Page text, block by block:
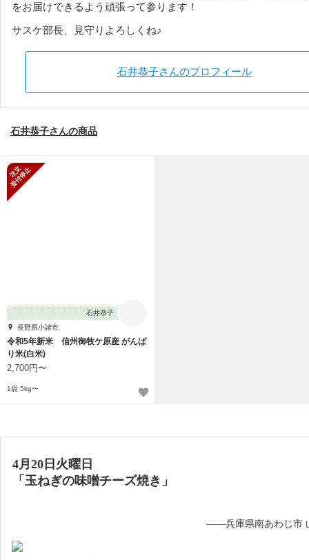
をお届けできるよう頑張って参ります！
サスケ部長、見守りよろしくね♪
石井恭子さんのプロフィール
石井恭子さんの商品
石井恭子
長野県小諸市
令和5年新米 信州御牧ケ原産 がんば
り米(白米)
2,700円〜
1袋 5kg〜
4月20日火曜日
「玉ねぎの味噌チーズ焼き」
——兵庫県南あわじ市